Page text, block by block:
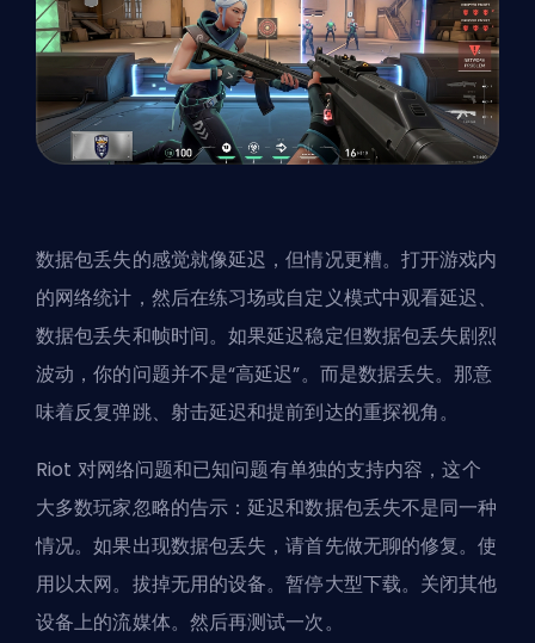
数据包丢失的感觉就像延迟，但情况更糟。打开游戏内
的网络统计，然后在练习场或自定义模式中观看延迟、
数据包丢失和帧时间。如果延迟稳定但数据包丢失剧烈
波动，你的问题并不是“高延迟”。而是数据丢失。那意
味着反复弹跳、射击延迟和提前到达的重探视角。
Riot 对网络问题和已知问题有单独的支持内容，这个
大多数玩家忽略的告示：延迟和数据包丢失不是同一种
情况。如果出现数据包丢失，请首先做无聊的修复。使
用以太网。拔掉无用的设备。暂停大型下载。关闭其他
设备上的流媒体。然后再测试一次。